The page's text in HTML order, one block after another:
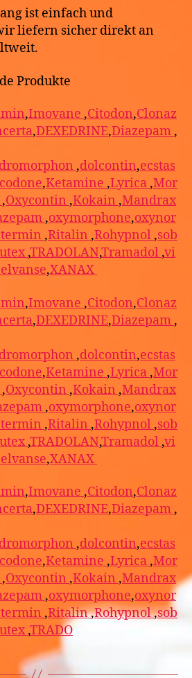
ist einfach und
liefern sicher direkt an
Produkte
,Imovane ,Citodon,Clonaz
,DEXEDRINE,Diazepam ,
,dolcontin,ecstas
,Ketamine ,Lyrica ,Mor
,Oxycontin ,Kokain ,Mandrax
,oxymorphone,oxynor
,Ritalin ,Rohypnol ,sob
,TRADOLAN,Tramadol ,vi
,XANAX
,Imovane ,Citodon,Clonaz
,DEXEDRINE,Diazepam ,
,dolcontin,ecstas
,Ketamine ,Lyrica ,Mor
,Oxycontin ,Kokain ,Mandrax
,oxymorphone,oxynor
,Ritalin ,Rohypnol ,sob
,TRADOLAN,Tramadol ,vi
,XANAX
,Imovane ,Citodon,Clonaz
,DEXEDRINE,Diazepam ,
,dolcontin,ecstas
,Ketamine ,Lyrica ,Mor
,Oxycontin ,Kokain ,Mandrax
,oxymorphone,oxynor
,Ritalin,Rohypnol,sob
,TRADO